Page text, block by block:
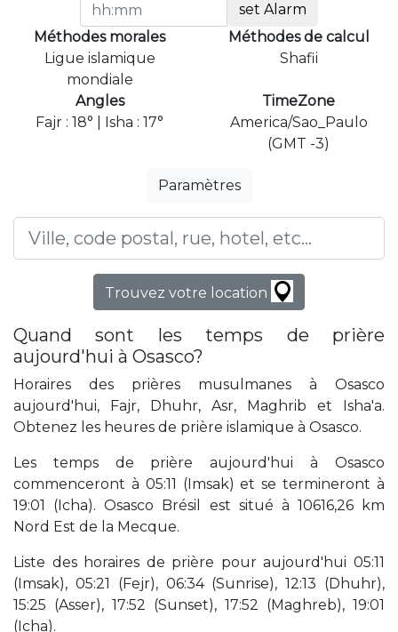
set Alarm
Méthodes morales
Ligue islamique
mondiale
Méthodes de calcul
Shafii
Angles
Fajr : 18° | Isha : 17°
TimeZone
America/Sao_Paulo
(GMT -3)
Paramètres
Trouvez votre location
Quand sont les temps de prière
aujourd'hui à Osasco?
Horaires des prières musulmanes à Osasco
aujourd'hui, Fajr, Dhuhr, Asr, Maghrib et Isha'a.
Obtenez les heures de prière islamique à Osasco.
Les temps de prière aujourd'hui à Osasco
commenceront à 05:11 (Imsak) et se termineront à
19:01 (Icha). Osasco Brésil est situé à 10616,26 km
Nord Est de la Mecque.
Liste des horaires de prière pour aujourd'hui 05:11
(Imsak), 05:21 (Fejr), 06:34 (Sunrise), 12:13 (Dhuhr),
15:25 (Asser), 17:52 (Sunset), 17:52 (Maghreb), 19:01
(Icha).